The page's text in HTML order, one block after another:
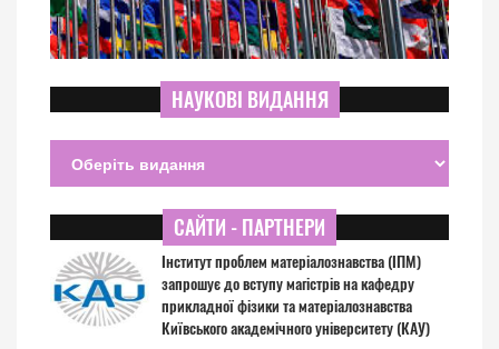
НАУКОВІ ВИДАННЯ
САЙТИ - ПАРТНЕРИ
Інститут проблем матеріалознавства (ІПМ)
запрошує до вступу магістрів на кафедру
прикладної фізики та матеріалознавства
Київського академічного університету (КАУ)